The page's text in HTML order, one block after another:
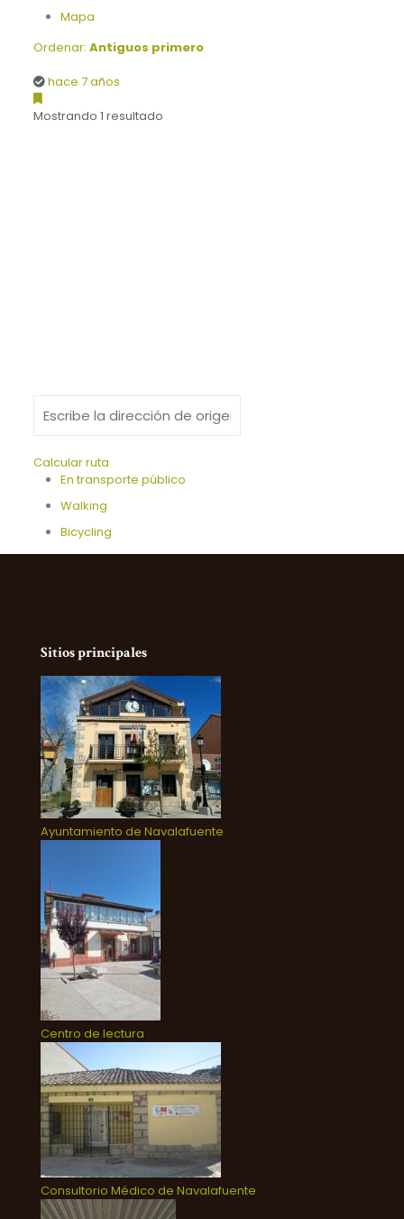
Mapa
Ordenar: Antiguos primero
hace 7 años
Mostrando 1 resultado
Calcular ruta
En transporte público
Walking
Bicycling
Sitios principales
Ayuntamiento de Navalafuente
Centro de lectura
Consultorio Médico de Navalafuente